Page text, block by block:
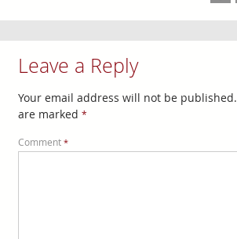
Leave a Reply
Your email address will not be published.
are marked *
Comment *